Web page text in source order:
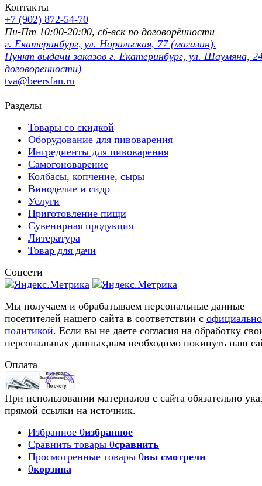
Контакты
+7 (902) 872-54-70
Пн-Пт 10:00-20:00, сб-вск по договорённости
г. Екатеринбург, ул. Норильская, 77 (магазин).
Пункт выдачи заказов г. Екатеринбург, ул. Шаумяна,
договоренности)
tva@beersfan.ru
Разделы
Товары со скидкой
Оборудование для пивоварения
Ингредиенты для пивоварения
Самогоноварение
Колбасы, копчение, сыры
Виноделие и сидр
Услуги
Приготовление пищи
Сувенирная продукция
Литература
Товар для дачи
Соцсети
Мы получаем и обрабатываем персональные данные
посетителей нашего сайта в соответствии с
политикой. Если вы не даете согласия на обработку
персональных данных,вам необходимо покинуть наш
Оплата
При использовании материалов с сайта обязательно
прямой ссылки на источник.
Избранное 0избранное
Сравнить товары 0сравнить
Просмотренные товары 0вы смотрели
0корзина